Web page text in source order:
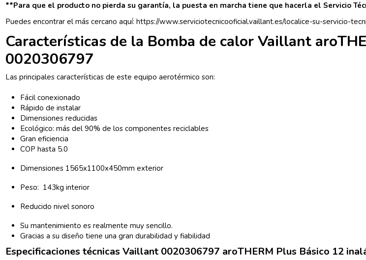
**Para que el producto no pierda su garantía, la puesta en marcha tiene que hacerla el Servicio
Puedes encontrar el más cercano aquí:https://www.serviciotecnicooficial.vaillant.es/localice-su-servicio-
Características de la Bomba de calor Vaillant
0020306797
Las principales características de este equipo aerotérmico son:
Fácil conexionado
Rápido de instalar
Dimensiones reducidas
Ecológico: más del 90% de los componentes reciclables
Gran eficiencia
COP hasta 5.0
Dimensiones 1565x1100x450mm exterior
Peso: 143kg interior
Reducido nivel sonoro
Su mantenimiento es realmente muy sencillo.
Gracias a su diseño tiene una gran durabilidad y fiabilidad
Especificaciones técnicas Vaillant 0020306797 aroTHERM Plus Básico 12